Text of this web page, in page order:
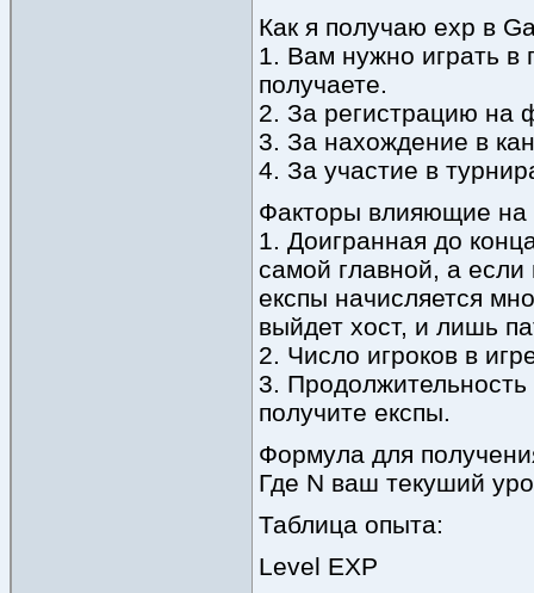
Как я получаю exp в
1. Вам нужно играть в
получаете.
2. За регистрацию на
3. За нахождение в
4. За участие в
Факторы влияющие на
1. Доигранная до
самой главной, а
експы начисляется
выйдет хост, и лишь
2. Число игроков в
3.
получите експы.
Формула для
Где N ваш текуший
Таблица опыта:
Level EXP